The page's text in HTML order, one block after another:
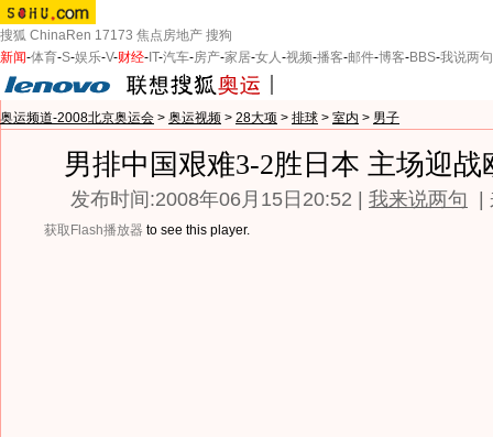
搜狐 ChinaRen 17173 焦点房地产 搜狗
新闻-体育-S-娱乐-V-财经- IT-汽车-房产-家居-女人-视频-播客-邮件-博客-BBS-我说两句
奥运频道-2008北京奥运会 > 奥运视频 > 28大项 > 排球 > 室内 > 男子
男排中国艰难3-2胜日本 主场迎战
发布时间:2008年06月15日20:52 | 我来说两句 |
获取Flash播放器 to see this player.